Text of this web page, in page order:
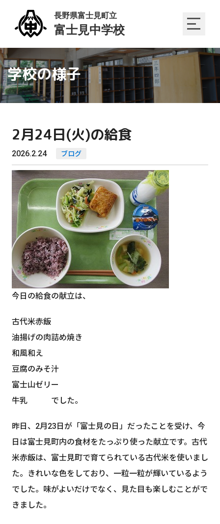
学校の様子
2月24日(火)の給食
2026.2.24 ブログ
今日の給食の献立は、
古代米赤飯
油揚げの肉詰め焼き
和風和え
豆腐のみそ汁
富士山ゼリー
牛乳 でした。
昨日、2月23日が「富士見の日」だったことを受け、今
日は富士見町内の食材をたっぷり使った献立です。古代
米赤飯は、富士見町で育てられている古代米を使いまし
た。きれいな色をしており、一粒一粒が輝いているよう
でした。味がよいだけでなく、見た目も楽しむことがで
きました。